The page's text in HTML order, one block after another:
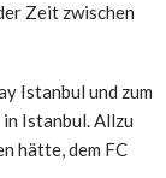
Zeit zwischen
Istanbul und zum
Istanbul. Allzu
hätte, dem FC